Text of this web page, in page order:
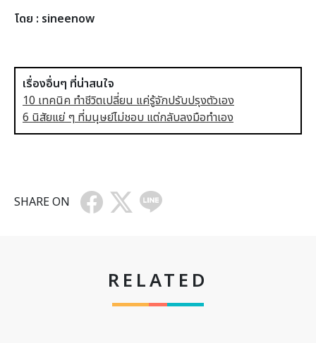
โดย : sineenow
เรื่องอื่นๆ ที่น่าสนใจ
10 เทคนิค ทำชีวิตเปลี่ยน แค่รู้จักปรับปรุงตัวเอง
6 นิสัยแย่ ๆ ที่มนุษย์ไม่ชอบ แต่กลับลงมือทำเอง
SHARE ON
RELATED